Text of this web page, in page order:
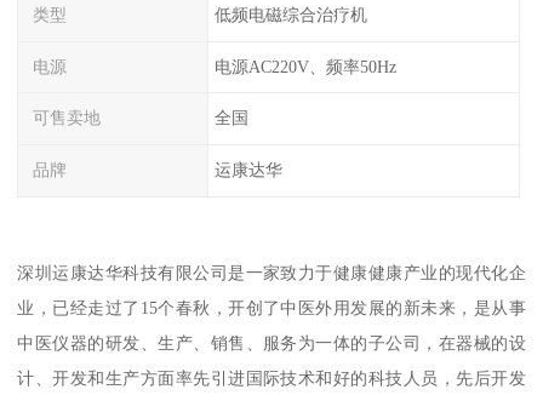
类型 低频电磁综合治疗机
电源 电源AC220V、频率50Hz
可售卖地 全国
品牌 运康达华
深圳运康达华科技有限公司是一家致力于健康健康产业的现代化企
业，已经走过了15个春秋，开创了中医外用发展的新未来，是从事
中医仪器的研发、生产、销售、服务为一体的子公司，在器械的设
计、开发和生产方面率先引进国际技术和好的科技人员，先后开发